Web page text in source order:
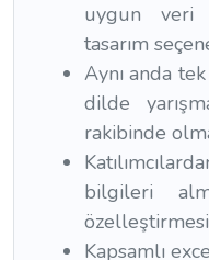
uygun veri
tasarım
Aynı anda
dilde
rakibinde
bilgileri
özelleştirmesi
Kapsamlı